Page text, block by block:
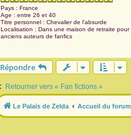
Pays : France
Age : entre 26 et 40
Titre personnel : Chevalier de l'absurde
Localisation : Dans une maison de retraite pour
anciens auteurs de fanfics
Répondre
Retourner vers « Fan fictions »
Le Palais de Zelda Accueil du forum